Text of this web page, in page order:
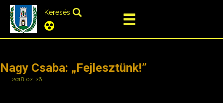
Keresés
Nagy Csaba: „Fejlesztünk!”
2018. 02. 26.